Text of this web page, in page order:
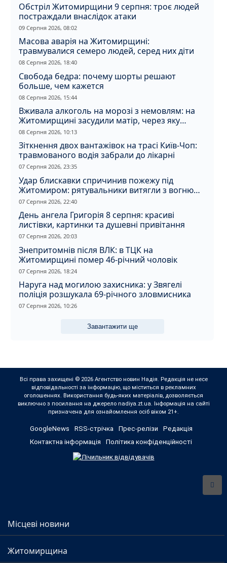
Обстріл Житомирщини 9 серпня: троє людей
постраждали внаслідок атаки
09 Серпня 2026, 08:02
Масова аварія на Житомирщині:
травмувалися семеро людей, серед них діти
08 Серпня 2026, 18:40
Свобода бедра: почему шорты решают
больше, чем кажется
08 Серпня 2026, 15:44
Вживала алкоголь на морозі з немовлям: на
Житомирщині засудили матір, через яку
дитина отримала обмороження
08 Серпня 2026, 10:13
Зіткнення двох вантажівок на трасі Київ-Чоп:
травмованого водія забрали до лікарні
07 Серпня 2026, 23:35
Удар блискавки спричинив пожежу під
Житомиром: рятувальники витягли з вогню
кота
07 Серпня 2026, 22:40
День ангела Григорія 8 серпня: красиві
листівки, картинки та душевні привітання
07 Серпня 2026, 20:03
Знепритомнів після ВЛК: в ТЦК на
Житомирщині помер 46-річний чоловік
07 Серпня 2026, 18:24
Наруга над могилою захисника: у Звягелі
поліція розшукала 69-річного зловмисника
07 Серпня 2026, 10:26
Завантажити ще
Всі права захищені © 2026 Агентство новин Надія. Редакція не несе
відповідальності за інформацію, що міститься в рекламних
оголошеннях. Використання будь-яких матеріалів, дозволяється
виключно з посилання на джерело nadiya.zt.ua. Інформація на сайті
призначена для ознайомлення осіб віком 21+.
GoogleNews RSS-стрічка Прес-релізи
Редакція
Контактна інформація
Політика конфіденційності
Місцеві новини
Житомирщина